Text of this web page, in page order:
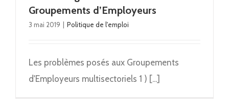
Groupements d’Employeurs
3 mai 2019 Politique de l'emploi
Les problèmes posés aux Groupements
d'Employeurs multisectoriels 1 ) [...]